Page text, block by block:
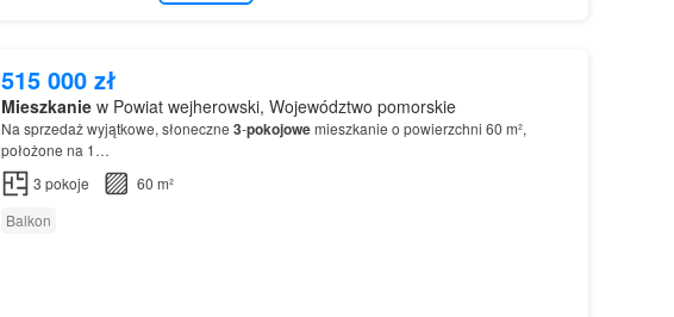
515 000 zł
Mieszkaniew Powiat wejherowski, Województwo pomorskie
Na sprzedaż wyjątkowe, słoneczne 3-pokojowemieszkanie o powierzchni 60 m²,
położone na 1…
3 pokoje
60 m²
Balkon